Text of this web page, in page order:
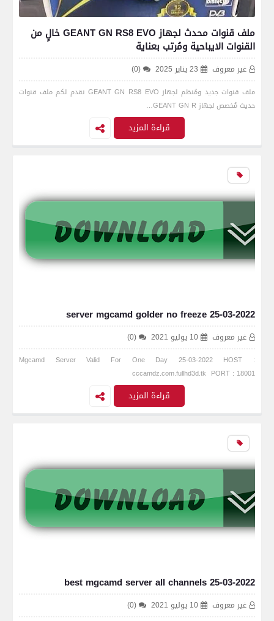
ملف قنوات محدث لجهاز GEANT GN RS8 EVO خالٍ من
القنوات الايباحية ومُرتب بعناية
غير معروف 23 يناير 2025 (0)
ملف قنوات جديد ومُنظم لجهاز GEANT GN RS8 EVO نقدم لكم ملف قنوات
حديث مُخصص لجهاز GEANT GN R…
قراءة المزيد
server mgcamd golder no freeze 25-03-2022
غير معروف 10 يوليو 2021 (0)
Mgcamd Server Valid For One Day 25-03-2022 HOST :
cccamdz.com.fullhd3d.tk PORT : 18001
قراءة المزيد
best mgcamd server all channels 25-03-2022
غير معروف 10 يوليو 2021 (0)